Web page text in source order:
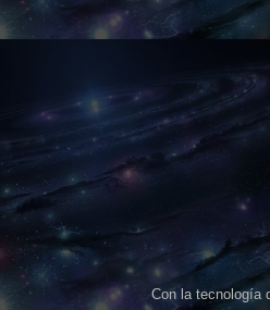
Con la tecnología